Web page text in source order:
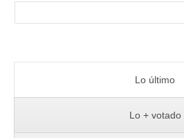
Lo último
Lo + votado